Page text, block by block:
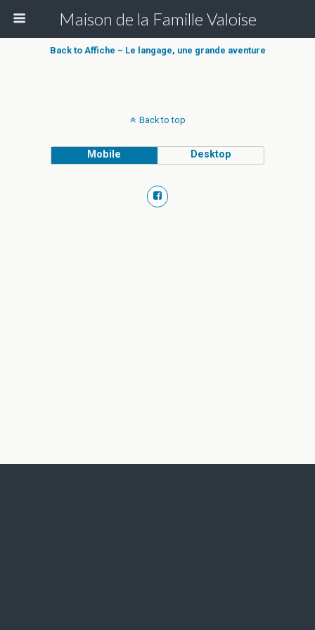
Maison de la Famille Valoise
Back to Affiche – Le langage, une grande aventure
Back to top
Mobile Desktop